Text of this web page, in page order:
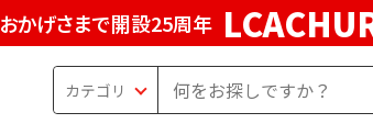
おかげさまで開設25周年